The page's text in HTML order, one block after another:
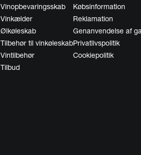
Vinopbevaringsskab
Vinkælder
Ølkøleskab
Tilbehør til vinkøleskab
Vintilbehør
Tilbud
Købsinformation
Reklamation
Genanvendelse af
Privatlivspolitik
Cookiepolitik